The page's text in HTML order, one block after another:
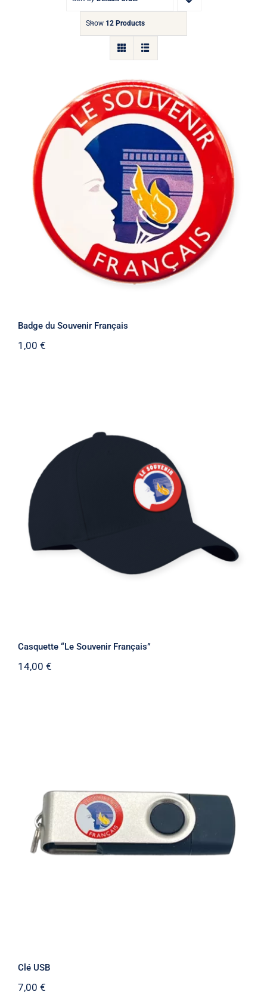
Show 12 Products
Badge du Souvenir Français
Badge du Souvenir Français
1,00 €
Casquette “Le Souvenir Français”
Casquette “Le Souvenir Français”
14,00 €
Clé USB
Clé USB
7,00 €